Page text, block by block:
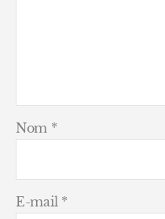
Nom *
E-mail *